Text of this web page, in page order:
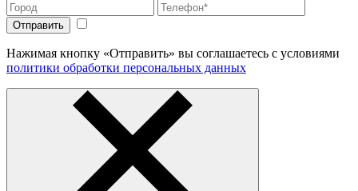
Нажимая кнопку «Отправить» вы соглашаетесь с условиями
политики обработки персональных данных